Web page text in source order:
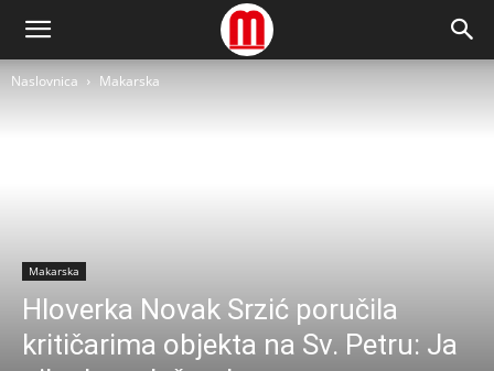
Naslovnica Makarska
Makarska
Hloverka Novak Srzić poručila
kritičarima objekta na Sv. Petru: Ja